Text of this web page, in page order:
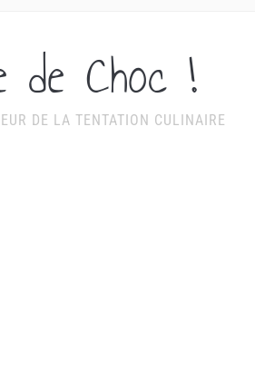
de Choc !
DE LA TENTATION CULINAIRE